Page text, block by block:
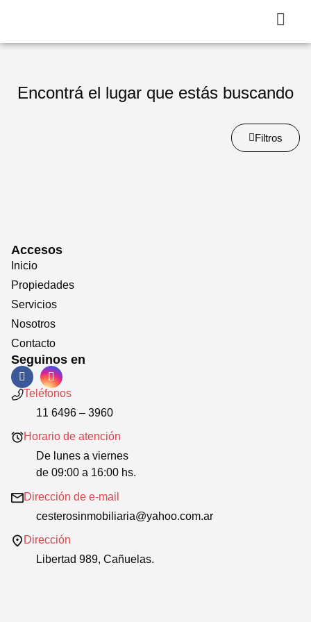
Encontrá el lugar que estás buscando
Filtros
Accesos
Inicio
Propiedades
Servicios
Nosotros
Contacto
Seguinos en
Teléfonos
11 6496 – 3960
Horario de atención
De lunes a viernes
de 09:00 a 16:00 hs.
Dirección de e-mail
cesterosinmobiliaria@yahoo.com.ar
Dirección
Libertad 989, Cañuelas.